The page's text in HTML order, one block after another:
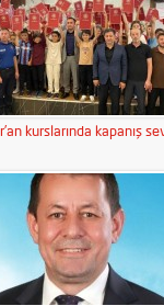
kurslarında kapanış